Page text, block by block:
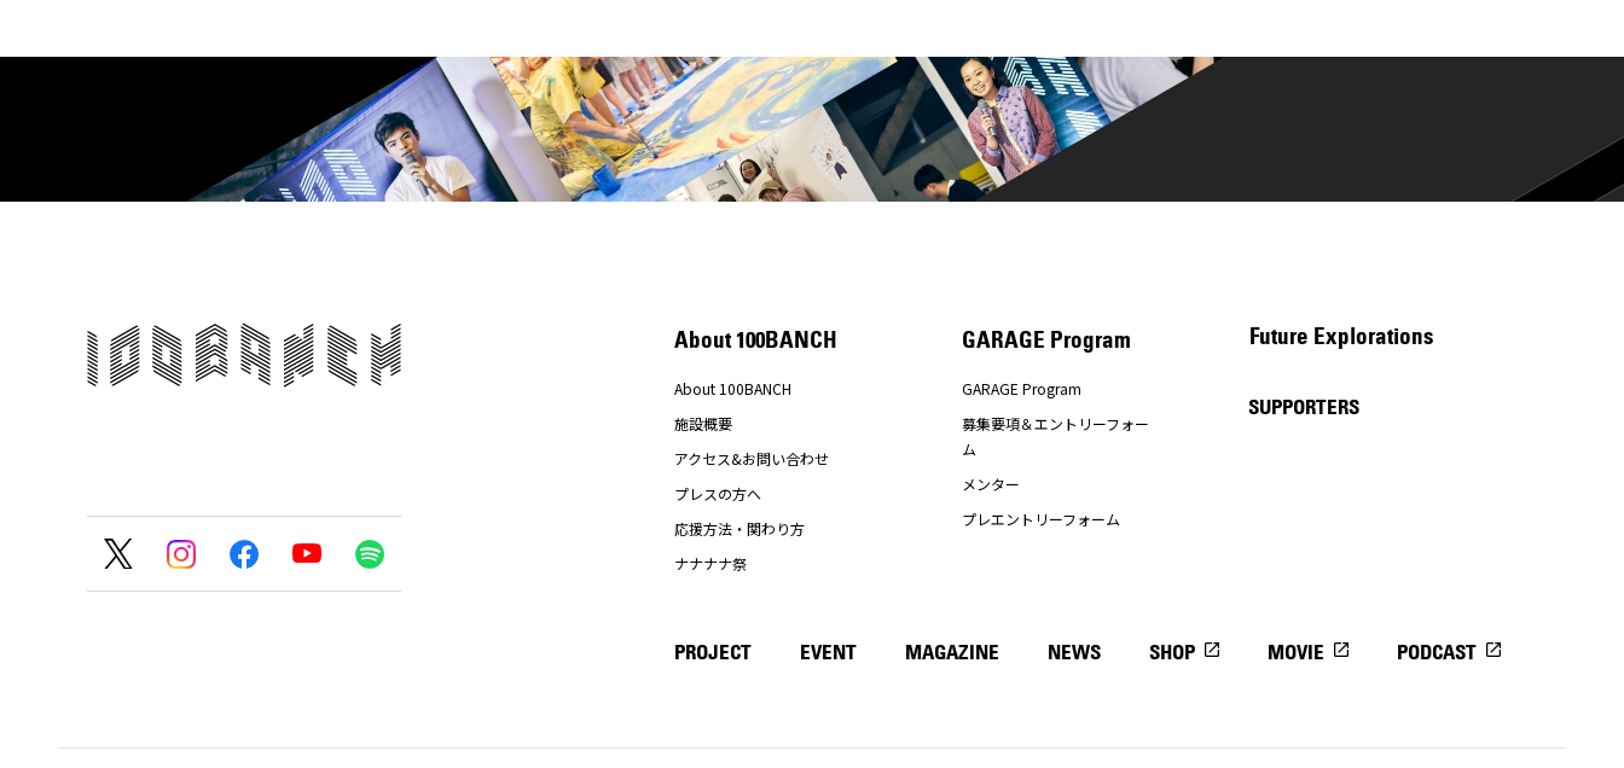
About 100BANCH
About 100BANCH
施設概要
アクセス&お問い合わせ
プレスの方へ
応援方法・関わり方
ナナナナ祭
GARAGE Program
GARAGE Program
募集要項＆エントリーフォー
ム
メンター
プレエントリーフォーム
Future Explorations
SUPPORTERS
PROJECT EVENT MAGAZINE NEWS SHOP MOVIE PODCAST